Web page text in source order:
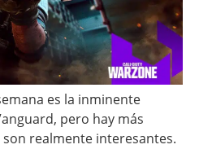
es la inminente
pero hay más
realmente interesantes.